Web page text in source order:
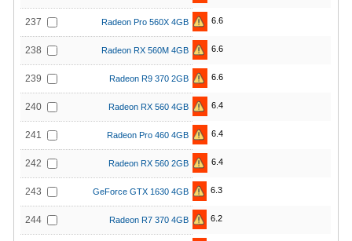
237 Radeon Pro 560X 4GB 6.6
238 Radeon RX 560M 4GB 6.6
239 Radeon R9 370 2GB 6.6
240 Radeon RX 560 4GB 6.4
241 Radeon Pro 460 4GB 6.4
242 Radeon RX 560 2GB 6.4
243 GeForce GTX 1630 4GB 6.3
244 Radeon R7 370 4GB 6.2